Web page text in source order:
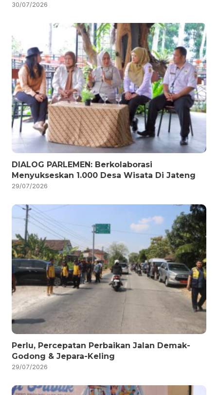
30/07/2026
DIALOG PARLEMEN: Berkolaborasi
Menyukseskan 1.000 Desa Wisata Di Jateng
29/07/2026
Perlu, Percepatan Perbaikan Jalan Demak-
Godong & Jepara-Keling
29/07/2026